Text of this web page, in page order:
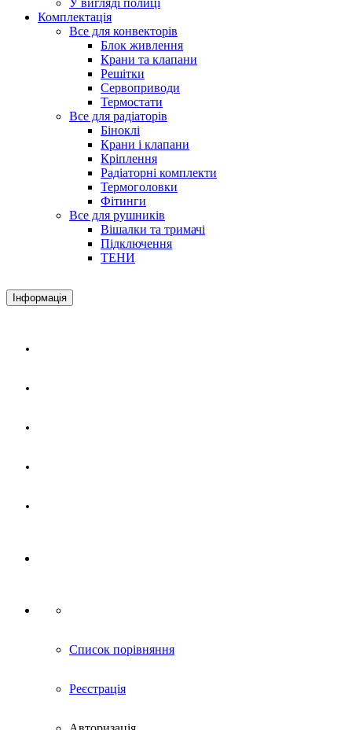
Комплектація
Все для конвекторів
Блок живлення
Крани та клапани
Решітки
Сервоприводи
Термостати
Все для радіаторів
Біноклі
Крани і клапани
Кріплення
Радіаторні комплекти
Термоголовки
Фітинги
Все для рушників
Вішалки та тримачі
Підключення
ТЕНИ
Інформація
Список порівняння
Реєстрація